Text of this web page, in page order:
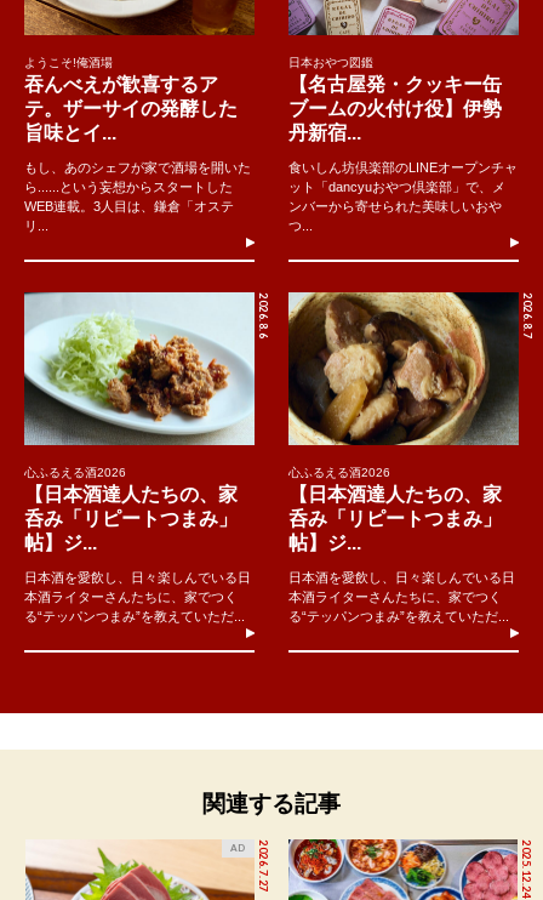
ようこそ!俺酒場
吞んべえが歓喜するア
テ。ザーサイの発酵した
旨味とイ...
もし、あのシェフが家で酒場を開いた
ら......という妄想からスタートした
WEB連載。3人目は、鎌倉「オステ
リ...
日本おやつ図鑑
【名古屋発・クッキー缶
ブームの火付け役】伊勢
丹新宿...
食いしん坊倶楽部のLINEオープンチャ
ット「dancyuおやつ倶楽部」で、メ
ンバーから寄せられた美味しいおや
つ...
2026.8.6
心ふるえる酒2026
【日本酒達人たちの、家
呑み「リピートつまみ」
帖】ジ...
日本酒を愛飲し、日々楽しんでいる日
本酒ライターさんたちに、家でつく
る“テッパンつまみ”を教えていただ...
2026.8.7
心ふるえる酒2026
【日本酒達人たちの、家
呑み「リピートつまみ」
帖】ジ...
日本酒を愛飲し、日々楽しんでいる日
本酒ライターさんたちに、家でつく
る“テッパンつまみ”を教えていただ...
関連する記事
2026.7.27
AD 2025.12.24